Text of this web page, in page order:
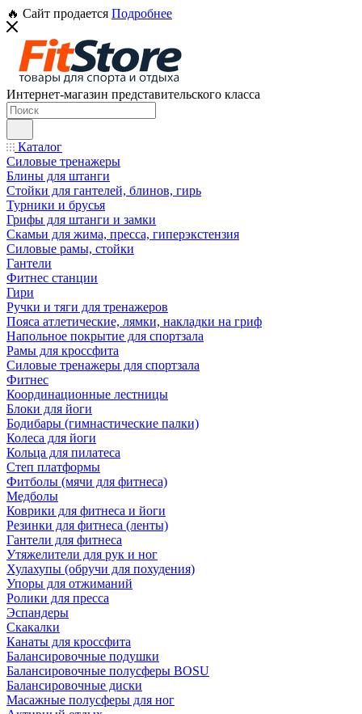
🔥 Сайт продается Подробнее
Интернет-магазин представительского класса
Каталог
Силовые тренажеры
Блины для штанги
Стойки для гантелей, блинов, гирь
Турники и брусья
Грифы для штанги и замки
Скамьи для жима, пресса, гиперэкстензия
Силовые рамы, стойки
Гантели
Фитнес станции
Гири
Ручки и тяги для тренажеров
Пояса атлетические, лямки, накладки на гриф
Напольное покрытие для спортзала
Рамы для кроссфита
Силовые тренажеры для спортзала
Фитнес
Координационные лестницы
Блоки для йоги
Бодибары (гимнастические палки)
Колеса для йоги
Кольца для пилатеса
Степ платформы
Фитболы (мячи для фитнеса)
Медболы
Коврики для фитнеса и йоги
Резинки для фитнеса (ленты)
Гантели для фитнеса
Утяжелители для рук и ног
Хулахупы (обручи для похудения)
Упоры для отжиманий
Ролики для пресса
Эспандеры
Скакалки
Канаты для кроссфита
Балансировочные подушки
Балансировочные полусферы BOSU
Балансировочные диски
Масажные полусферы для ног